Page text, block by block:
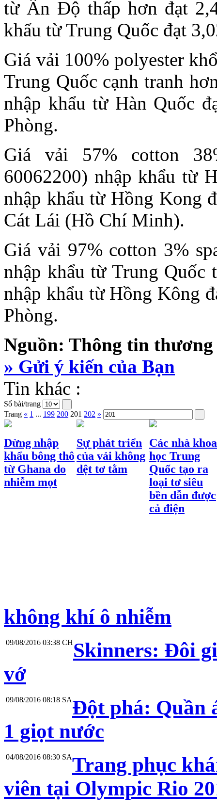
từ Ấn Độ thấp hơn đạt
khẩu từ Trung Quốc đạt
Giá vải 100% polyester
Trung Quốc cạnh tranh
nhập khẩu từ Hàn Quốc
Phòng.
Giá vải 57% cotton
60062200) nhập khẩu từ
nhập khẩu từ Hồng Kong
Cát Lái (Hồ Chí Minh).
Giá vải 97% cotton 3%
nhập khẩu từ Trung Quốc
nhập khẩu từ Hồng Kông
Phòng.
Nguồn: Thông tin
» Gửi ý kiến của Bạn
Tin khác :
Số bài/trang
Trang « 1 ... 199 200 201 202 »
Dừng nhập
khẩu bông thô
từ Ghana do
nhiễm mọt
Sự phát triển
của vải không
dệt tơ tằm
Các nhà khoa
học Trung
Quốc tạo ra
loại tơ siêu
bền dẫn được
cả điện
không khí ô nhiễm
09/08/2016 03:38 CHSkinners: Đôi
vớ
09/08/2016 08:18 SAĐột phá: Quần
1 giọt nước
04/08/2016 08:30 SATrang phục
viên tại Olympic Rio